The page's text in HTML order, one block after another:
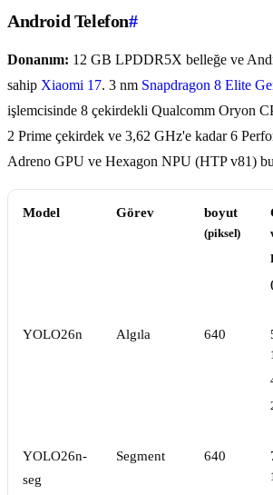
Android Telefon#
Donanım: 12 GB LPDDR5X belleğe ve
sahip Xiaomi 17. 3 nm Snapdragon 8 Elite
işlemcisinde 8 çekirdekli Qualcomm Oryon
2 Prime çekirdek ve 3,62 GHz'e kadar 6
Adreno GPU ve Hexagon NPU (HTP v81)
Model Görev boyut
(piksel)
YOLO26n Algıla 640
YOLO26n-
seg
Segment 640